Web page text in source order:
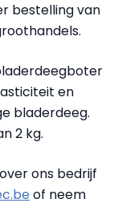
bestelling van
en
bladerdeeg.
2 kg.
ons bedrijf
of neem